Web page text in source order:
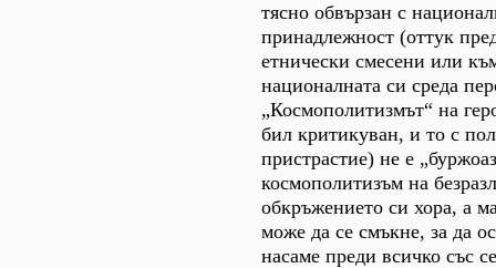
тясно обвързан с
принадлежност (оттук
етнически смесени или
националната си среда
„Космополитизмът“ на
бил критикуван, и то с
пристрастие) не е
космополитизъм на
обкръжението си хора, а
може да се смъкне, за да
насаме преди всичко със